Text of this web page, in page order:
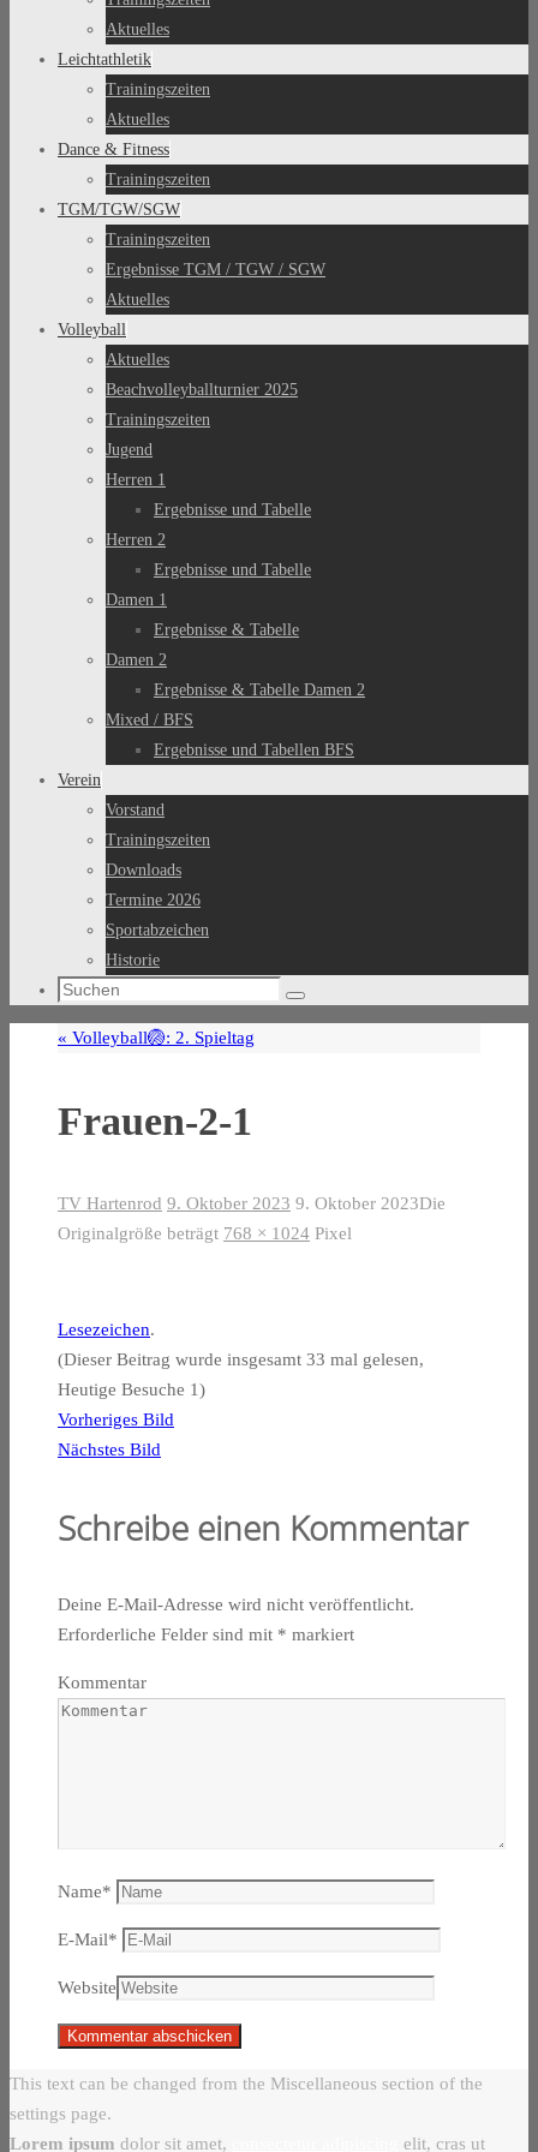
Aktuelles
Leichtathletik
Trainingszeiten
Aktuelles
Dance & Fitness
Trainingszeiten
TGM/TGW/SGW
Trainingszeiten
Ergebnisse TGM / TGW / SGW
Aktuelles
Volleyball
Aktuelles
Beachvolleyballturnier 2025
Trainingszeiten
Jugend
Herren 1
Ergebnisse und Tabelle
Herren 2
Ergebnisse und Tabelle
Damen 1
Ergebnisse & Tabelle
Damen 2
Ergebnisse & Tabelle Damen 2
Mixed / BFS
Ergebnisse und Tabellen BFS
Verein
Vorstand
Trainingszeiten
Downloads
Termine 2026
Sportabzeichen
Historie
Suchen
Suchen
« Volleyball🏐: 2. Spieltag
Frauen-2-1
TV Hartenrod 9. Oktober 2023 9. Oktober 2023Die
Originalgröße beträgt 768 × 1024 Pixel
Lesezeichen.
(Dieser Beitrag wurde insgesamt 33 mal gelesen,
Heutige Besuche 1)
Vorheriges Bild
Nächstes Bild
Schreibe einen Kommentar
Deine E-Mail-Adresse wird nicht veröffentlicht.
Erforderliche Felder sind mit * markiert
Kommentar
Name*
E-Mail*
Website
This text can be changed from the Miscellaneous section of the
settings page.
Lorem ipsum dolor sit amet, elit, cras ut